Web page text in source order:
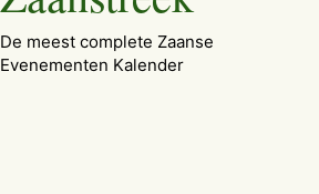
De meest complete Zaanse
Evenementen Kalender